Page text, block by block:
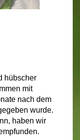
hübscher
mit
nach dem
wurde.
haben wir